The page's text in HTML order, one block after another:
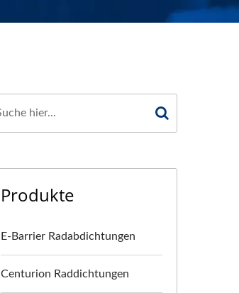
Produkte
E-Barrier Radabdichtungen
Centurion Raddichtungen